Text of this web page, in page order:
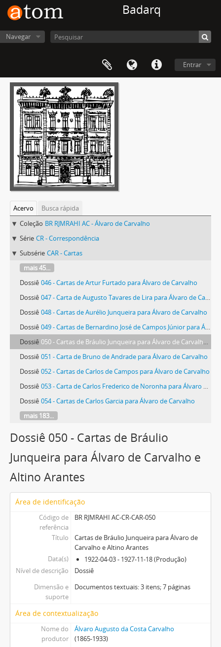
Badarq
Navegar
Entrar
Acervo
Busca rápida
Coleção BR RJMRAHI AC - Álvaro de Carvalho
Série CR - Correspondência
Subsérie CAR - Cartas
mais 45...
Dossiê 046 - Cartas de Artur Furtado para Álvaro de Carvalho
Dossiê 047 - Carta de Augusto Tavares de Lira para Álvaro de Carvalho
Dossiê 048 - Cartas de Aurélio Junqueira para Álvaro de Carvalho
Dossiê 049 - Cartas de Bernardino José de Campos Júnior para Álvaro de Carvalho
Dossiê 050 - Cartas de Bráulio Junqueira para Álvaro de Carvalho e Altino Arantes
Dossiê 051 - Carta de Bruno de Andrade para Álvaro de Carvalho
Dossiê 052 - Cartas de Carlos de Campos para Álvaro de Carvalho
Dossiê 053 - Carta de Carlos Frederico de Noronha para Álvaro de Carvalho
Dossiê 054 - Cartas de Carlos Garcia para Álvaro de Carvalho
mais 183...
Dossiê 050 - Cartas de Bráulio
Junqueira para Álvaro de Carvalho e
Altino Arantes
Área de identificação
Código de
referência
BR RJMRAHI AC-CR-CAR-050
Título
Cartas de Bráulio Junqueira para Álvaro de
Carvalho e Altino Arantes
Data(s)
1922-04-03 - 1927-11-18 (Produção)
Nível de descrição
Dossiê
Dimensão e
suporte
Documentos textuais: 3 itens; 7 páginas
Área de contextualização
Nome do
produtor
Álvaro Augusto da Costa Carvalho
(1865-1933)